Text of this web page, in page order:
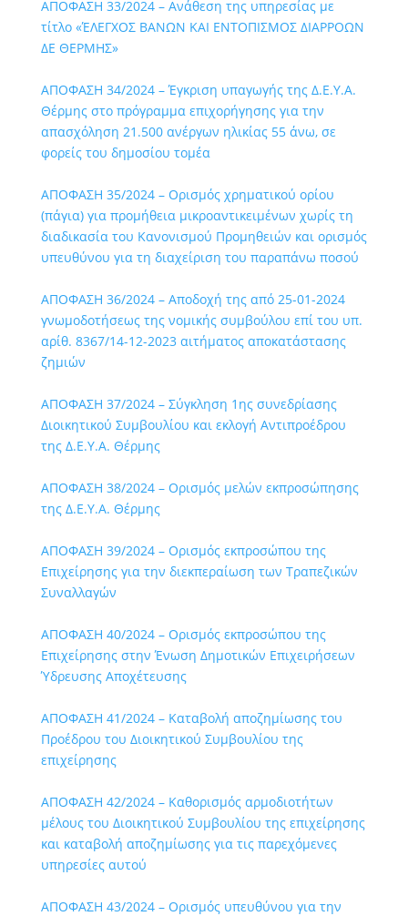
ΑΠΟΦΑΣΗ 33/2024 – Ανάθεση της υπηρεσίας με
τίτλο «ΈΛΕΓΧΟΣ ΒΑΝΩΝ ΚΑΙ ΕΝΤΟΠΙΣΜΟΣ ΔΙΑΡΡΟΩΝ
ΔΕ ΘΕΡΜΗΣ»
ΑΠΟΦΑΣΗ 34/2024 – Έγκριση υπαγωγής της Δ.Ε.Υ.Α.
Θέρμης στο πρόγραμμα επιχορήγησης για την
απασχόληση 21.500 ανέργων ηλικίας 55 άνω, σε
φορείς του δημοσίου τομέα
ΑΠΟΦΑΣΗ 35/2024 – Ορισμός χρηματικού ορίου
(πάγια) για προμήθεια μικροαντικειμένων χωρίς τη
διαδικασία του Κανονισμού Προμηθειών και ορισμός
υπευθύνου για τη διαχείριση του παραπάνω ποσού
ΑΠΟΦΑΣΗ 36/2024 – Αποδοχή της από 25-01-2024
γνωμοδοτήσεως της νομικής συμβούλου επί του υπ.
αρίθ. 8367/14-12-2023 αιτήματος αποκατάστασης
ζημιών
ΑΠΟΦΑΣΗ 37/2024 – Σύγκληση 1ης συνεδρίασης
Διοικητικού Συμβουλίου και εκλογή Αντιπροέδρου
της Δ.Ε.Υ.Α. Θέρμης
ΑΠΟΦΑΣΗ 38/2024 – Ορισμός μελών εκπροσώπησης
της Δ.Ε.Υ.Α. Θέρμης
ΑΠΟΦΑΣΗ 39/2024 – Ορισμός εκπροσώπου της
Επιχείρησης για την διεκπεραίωση των Τραπεζικών
Συναλλαγών
ΑΠΟΦΑΣΗ 40/2024 – Ορισμός εκπροσώπου της
Επιχείρησης στην Ένωση Δημοτικών Επιχειρήσεων
Ύδρευσης Αποχέτευσης
ΑΠΟΦΑΣΗ 41/2024 – Καταβολή αποζημίωσης του
Προέδρου του Διοικητικού Συμβουλίου της
επιχείρησης
ΑΠΟΦΑΣΗ 42/2024 – Καθορισμός αρμοδιοτήτων
μέλους του Διοικητικού Συμβουλίου της επιχείρησης
και καταβολή αποζημίωσης για τις παρεχόμενες
υπηρεσίες αυτού
ΑΠΟΦΑΣΗ 43/2024 – Ορισμός υπευθύνου για την